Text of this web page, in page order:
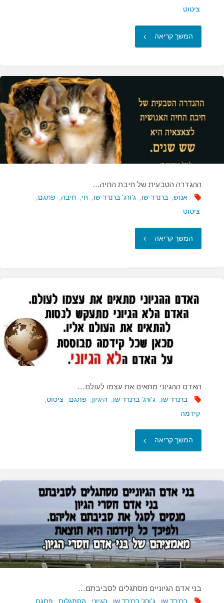
ציטוט
המשך קריאה "הנעורים
תקופה
מופלאה…"
ההגדרה הטבעית של חיבת החיה…
אנוש ברנרד שו ג'ורג' ברנרד שו חי חיבה פתגם
ציטוט
המשך קריאה "ההגדרה
חיבת
החיה…"
האדם ההגיוני מתאים את עצמו לעולם…
ברנרד שו ג'ורג' ברנרד שו היגיון פתגם ציטוט
קידמה
המשך קריאה "האדם
מתאים
את
עצמו
לעולם…"
בני אדם הגיוניים מסתגלים לסביבתם…
ברנרד שו ג'ורג' ברנרד שו הגיוני הסתגלות, פתגם